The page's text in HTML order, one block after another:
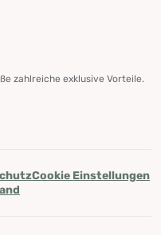
zahlreiche exklusive Vorteile.
Cookie Einstellungen